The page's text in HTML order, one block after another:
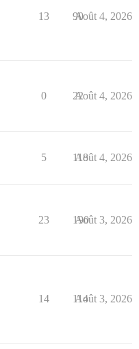
13 90
Août 4, 2026
0 22
Août 4, 2026
5 118
Août 4, 2026
23 190
Août 3, 2026
14 114
Août 3, 2026